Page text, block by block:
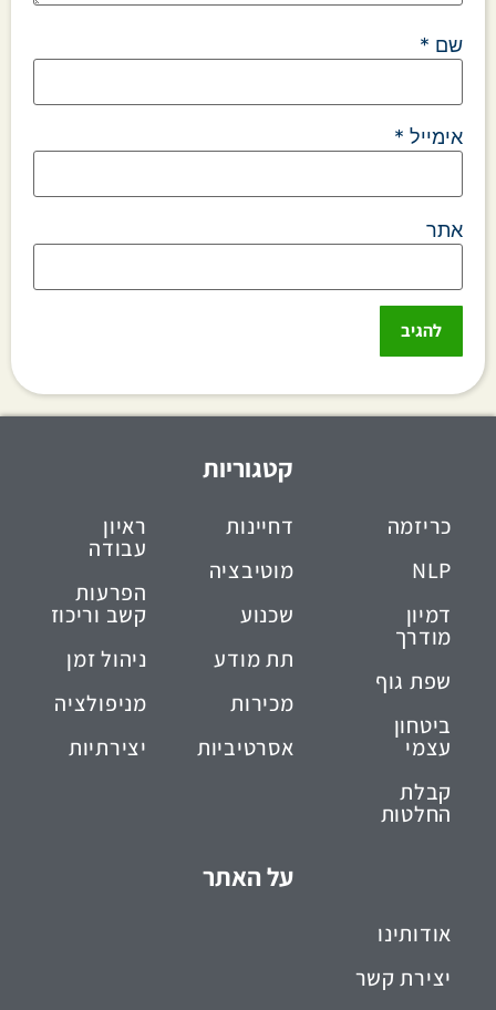
שם *
אימייל *
אתר
קטגוריות
כריזמה
NLP
דמיון
מודרך
שפת גוף
ביטחון
עצמי
קבלת
החלטות
דחיינות
מוטיבציה
שכנוע
תת מודע
מכירות
אסרטיביות
ראיון
עבודה
הפרעות
קשב וריכוז
ניהול זמן
מניפולציה
יצירתיות
על האתר
אודותינו
יצירת קשר